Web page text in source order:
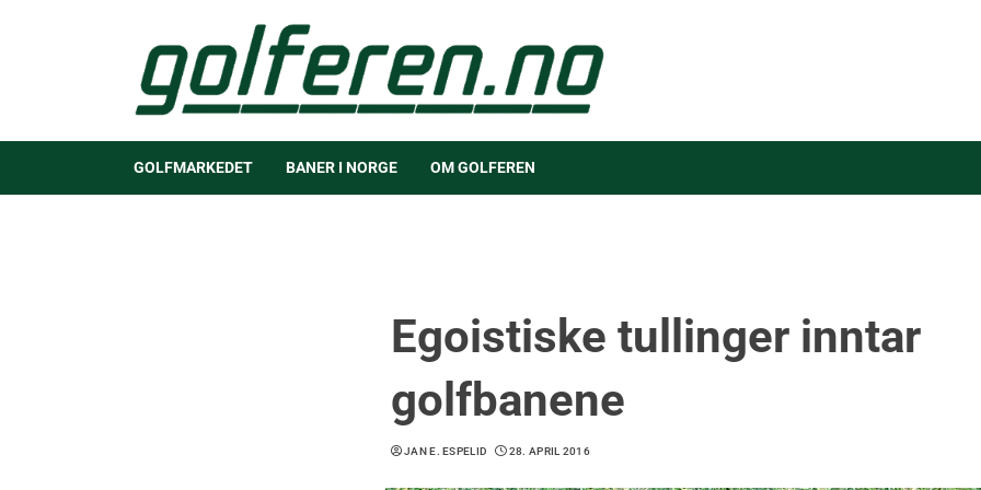
GOLFMARKEDET BANER I NORGE OM GOLFEREN
Egoistiske tullinger inntar
golfbanene
JAN E. ESPELID 28. APRIL 2016